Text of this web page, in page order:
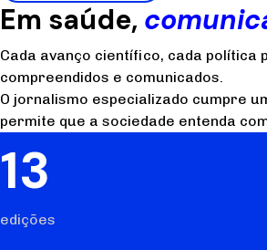
Em saúde,
Cada avanço científico, cada política
compreendidos e comunicados.
O jornalismo especializado cumpre
permite que a sociedade entenda
13
edições